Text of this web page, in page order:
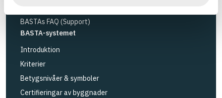
BASTAs FAQ (Support)
BASTA-systemet
Introduktion
Kriterier
Betygsnivåer & symboler
Certifieringar av byggnader